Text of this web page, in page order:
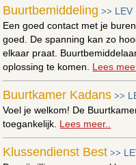
Buurtbemiddeling >> LEV
Een goed contact met je
goed. De spanning kan zo
elkaar praat.
oplossing te komen. Lees
Buurtkamer Kadans >>
Voel je welkom! De
toegankelijk. Lees meer..
Klussendienst Best >>